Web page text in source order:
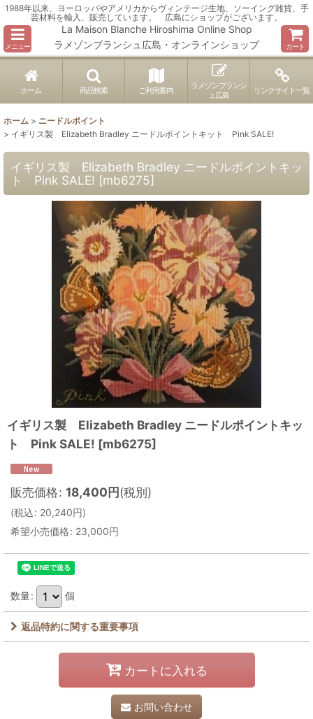
1988年以来、ヨーロッパやアメリカからヴィンテージ生地、ソーイング雑貨、手
芸材料を輸入、販売しています。 広島にショップがございます。
メニュー
La Maison Blanche Hiroshima Online Shop
ラメゾンブランシュ広島・オンラインショップ
カート
ホーム 商品検索 ご利用案内
ラメゾンブランシ
ュ広島
リンクサイト一覧
ホーム > ニードルポイント
> イギリス製 Elizabeth Bradley ニードルポイントキット Pink SALE!
イギリス製 Elizabeth Bradley ニードルポイントキッ
ト Pink SALE! [mb6275]
イギリス製 Elizabeth Bradley ニードルポイントキッ
ト Pink SALE! [mb6275]
販売価格: 18,400円(税別)
(税込: 20,240円)
希望小売価格: 23,000円
数量: 個
返品特約に関する重要事項
カートに入れる
お問い合わせ